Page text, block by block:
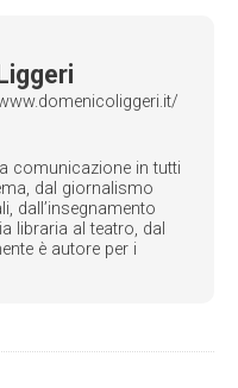
comunicazione in tutti
dal giornalismo
dall’insegnamento
libraria al teatro, dal
è autore per i